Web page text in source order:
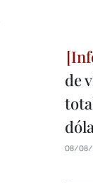
de
08/08/